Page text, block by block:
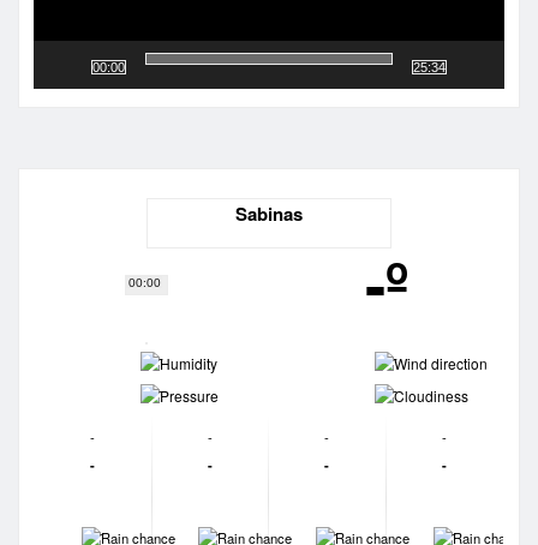
00:00
00:00
25:34
Sabinas
-º
-
-
-
-
-
-
-
-
-
-
-
-
-
-
-
-